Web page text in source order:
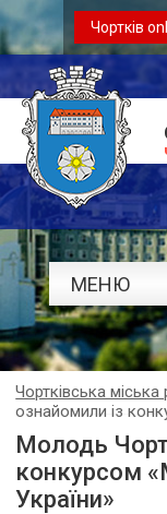
Чортків
МЕНЮ
Чортківська міська
ознайомили із
Молодь
конкурсом
України»